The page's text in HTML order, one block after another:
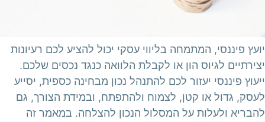
יועץ פיננסי, המתמחה בליווי עסקי יכול להציע לכם רעיונות
יצירתיים לגיוס הון או לקבלת הלוואה כנגד נכסים שלכם.
ייעוץ פיננסי יעזור לכם להתנהל נכון מבחינה כספית, יסייע
לעסק, גדול או קטן, לצמוח ולהתפתח, ובמידת הצורך, גם
להבריא ולעלות על המסלול הנכון להצלחה. במאמר זה